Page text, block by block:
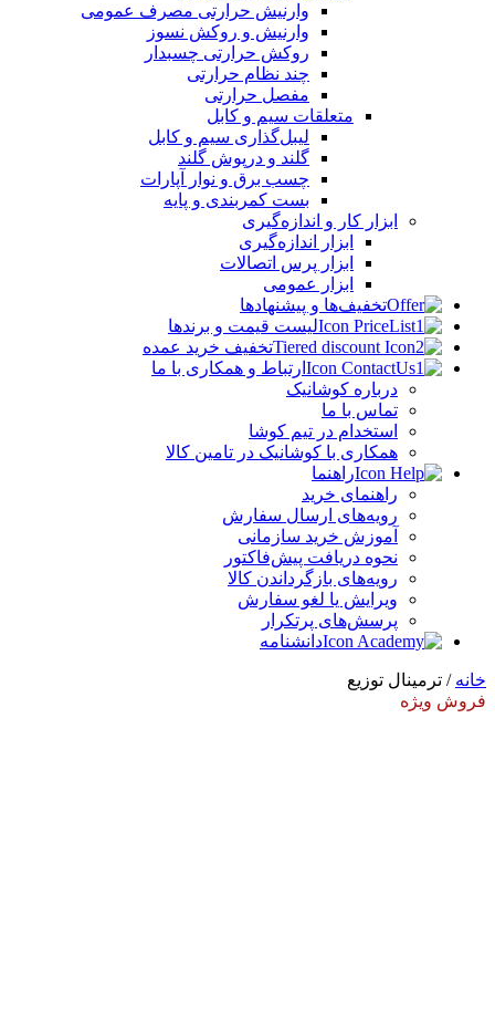
وارنیش حرارتی مصرف عمومی
وارنیش و روکش نسوز
روکش حرارتی چسبدار
چند نظام حرارتی
مفصل حرارتی
متعلقات سیم و کابل
لیبل‌گذاری سیم و کابل
گلند و درپوش گلند
چسب برق و نوار آپارات
بست کمربندی و پایه
ابزار کار و اندازه‌گیری
ابزار اندازه‌گیری
ابزار پرس اتصالات
ابزار عمومی
تخفیف‌ها و پیشنهادها
لیست قیمت و برندها
تخفیف خرید عمده
ارتباط و همکاری با ما
درباره کوشانیک
تماس با ما
استخدام در تیم کوشا
همکاری با کوشانیک در تامین کالا
راهنما
راهنمای خرید
رویه‌های ارسال سفارش
آموزش خرید سازمانی
نحوه دریافت پیش‌فاکتور
رویه‌های بازگرداندن کالا
ویرایش یا لغو سفارش
پرسش‌های پرتکرار
دانشنامه
خانه / ترمینال توزیع
فروش ویژه